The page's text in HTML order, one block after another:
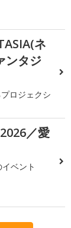
ネ
ンタジ
ロジェクシ
／愛
ベント